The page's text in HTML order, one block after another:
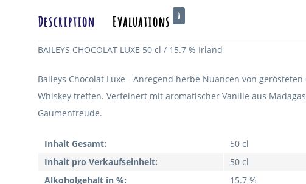
Description Evaluations 0
BAILEYS CHOCOLAT LUXE 50 cl / 15.7 % Irland
Baileys Chocolat Luxe - Anregend herbe Nuancen von
Whiskey treffen. Verfeinert mit aromatischer Vanille aus
Gaumenfreude.
Inhalt Gesamt:
50 cl
Inhalt pro Verkaufseinheit:
50 cl
Alkoholgehalt in %:
15.7 %